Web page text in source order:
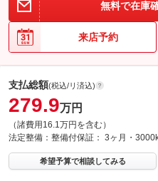
無料で在庫
来店予約
支払総額(税込/リ済込)
279.9万円
（諸費用16.1万円を含む）
法定整備： 整備付保証： 3ヶ月・
希望予算で相談してみる